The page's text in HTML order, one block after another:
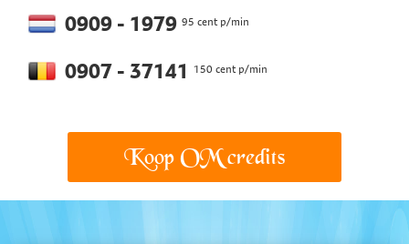
0909 - 1979 95 cent p/min
0907 - 37141 150 cent p/min
Koop OM credits